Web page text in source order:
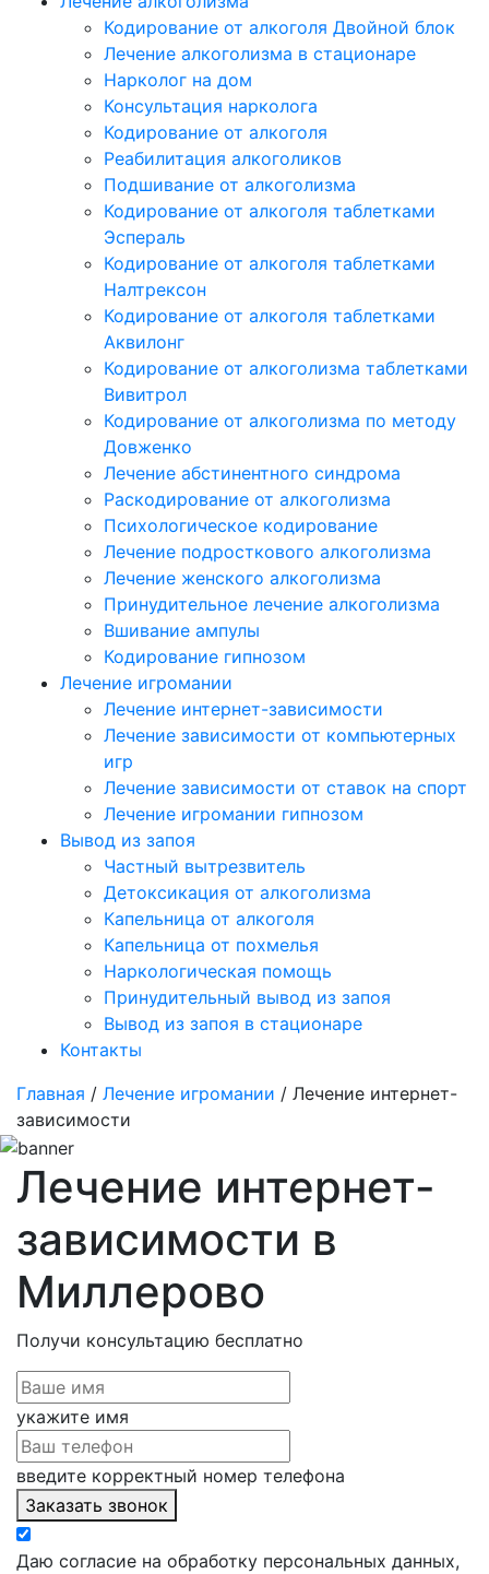
Кодирование от алкоголя Двойной блок
Лечение алкоголизма в стационаре
Нарколог на дом
Консультация нарколога
Кодирование от алкоголя
Реабилитация алкоголиков
Подшивание от алкоголизма
Кодирование от алкоголя таблетками
Эспераль
Кодирование от алкоголя таблетками
Налтрексон
Кодирование от алкоголя таблетками
Аквилонг
Кодирование от алкоголизма таблетками
Вивитрол
Кодирование от алкоголизма по методу
Довженко
Лечение абстинентного синдрома
Раскодирование от алкоголизма
Психологическое кодирование
Лечение подросткового алкоголизма
Лечение женского алкоголизма
Принудительное лечение алкоголизма
Вшивание ампулы
Кодирование гипнозом
Лечение игромании
Лечение интернет-зависимости
Лечение зависимости от компьютерных
игр
Лечение зависимости от ставок на спорт
Лечение игромании гипнозом
Вывод из запоя
Частный вытрезвитель
Детоксикация от алкоголизма
Капельница от алкоголя
Капельница от похмелья
Наркологическая помощь
Принудительный вывод из запоя
Вывод из запоя в стационаре
Контакты
Главная / Лечение игромании / Лечение интернет-
зависимости
Лечение интернет-
зависимости в
Миллерово
Получи консультацию бесплатно
укажите имя
введите корректный номер телефона
Заказать звонок
Даю согласие на обработку персональных данных,